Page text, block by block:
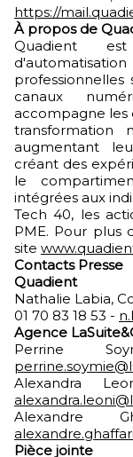
https://
À propos de
Quadient
canaux
accompagne les
transformation
augmentant
créant des
le
intégrées aux
Tech 40, les
PME. Pour plus
site
Contacts Presse
Quadient
Nathalie Labia,
01 70 83 18 53 -
Agence
Perrine
Alexandra
Alexandre
Pièce jointe